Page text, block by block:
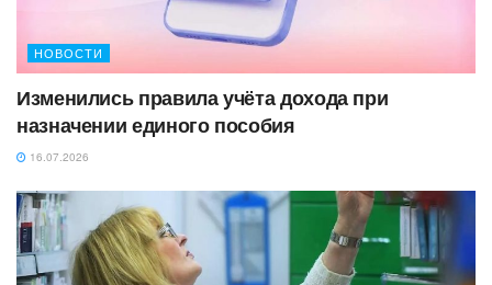
НОВОСТИ
Изменились правила учёта дохода при
назначении единого пособия
16.07.2026